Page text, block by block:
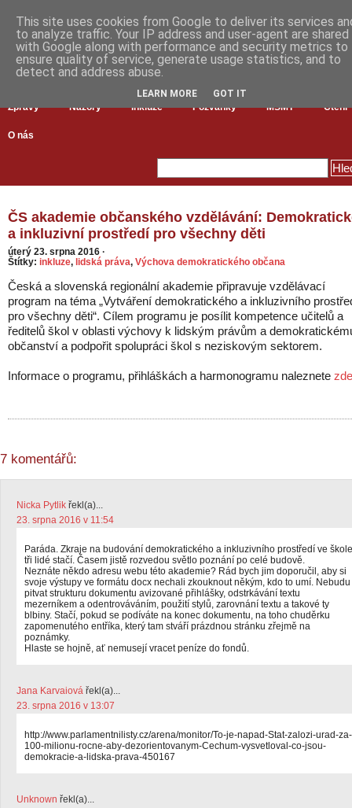
Zprávy Názory Inkluze Pozvánky MŠMT Čtení
O nás
ČS akademie občanského vzdělávání:
a inkluzivní prostředí pro všechny děti
úterý 23. srpna 2016 ·
Štítky: inkluze, lidská práva, Výchova demokratického občana
Česká a slovenská regionální akademie připravuje vzdělávací
program na téma „Vytváření demokratického a inkluzivního
pro všechny děti“. Cílem programu je posílit kompetence učitelů a
ředitelů škol v oblasti výchovy k lidským právům a
občanství a podpořit spolupráci škol s neziskovým sektorem.
Informace o programu, přihláškách a harmonogramu naleznete zde
7 komentářů:
Nicka Pytlik řekl(a)...
23. srpna 2016 v 11:54
Paráda. Zkraje na budování demokratického a inkluzivního prostředí ve škole
tři lidé stačí. Časem jistě rozvedou světlo poznání po celé budově.
Neznáte někdo adresu webu této akademie? Rád bych jim doporučil, aby si
svoje výstupy ve formátu docx nechali zkouknout někým, kdo to umí. Nebudu
pitvat strukturu dokumentu avizované přihlášky, odstrkávání textu
mezerníkem a odentrováváním, použití stylů, zarovnání textu a takové ty
blbiny. Stačí, pokud se podíváte na konec dokumentu, na toho chuděrku
zapomenutého entříka, který tam stváří prázdnou stránku zřejmě na
poznámky.
Hlaste se hojně, ať nemusejí vracet peníze do fondů.
Jana Karvaiová řekl(a)...
23. srpna 2016 v 13:07
http://www.parlamentnilisty.cz/arena/monitor/To-je-napad-Stat-zalozi-urad-za-
100-milionu-rocne-aby-dezorientovanym-Cechum-vysvetloval-co-jsou-
demokracie-a-lidska-prava-450167
Unknown řekl(a)...
This site uses cookies from Google to deliver its services
to analyze traffic. Your IP address and user-agent are shared
with Google along with performance and security metrics to
ensure quality of service, generate usage statistics, and to
detect and address abuse.
LEARN MORE GOT IT